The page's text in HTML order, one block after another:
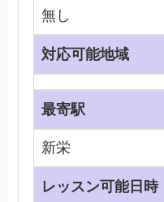
無し
対応可能地域
最寄駅
新栄
レッスン可能日時